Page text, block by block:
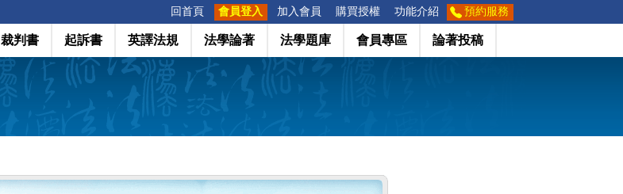
回首頁 會員登入 加入會員 購買授權 功能介紹 預約服務
裁判書 起訴書 英譯法規 法學論著 法學題庫 會員專區 論著投稿